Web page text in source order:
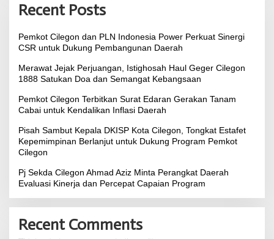
Recent Posts
Pemkot Cilegon dan PLN Indonesia Power Perkuat Sinergi
CSR untuk Dukung Pembangunan Daerah
Merawat Jejak Perjuangan, Istighosah Haul Geger Cilegon
1888 Satukan Doa dan Semangat Kebangsaan
Pemkot Cilegon Terbitkan Surat Edaran Gerakan Tanam
Cabai untuk Kendalikan Inflasi Daerah
Pisah Sambut Kepala DKISP Kota Cilegon, Tongkat Estafet
Kepemimpinan Berlanjut untuk Dukung Program Pemkot
Cilegon
Pj Sekda Cilegon Ahmad Aziz Minta Perangkat Daerah
Evaluasi Kinerja dan Percepat Capaian Program
Recent Comments